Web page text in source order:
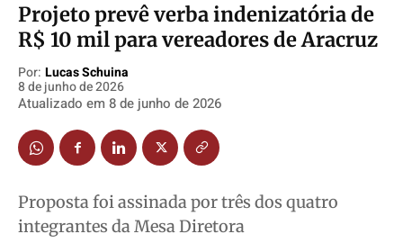
Política
Socioeconômicas
Justiça
Segurança
Meio Ambiente
Política
Socioeconômicas
Justiça
Segurança
Meio Ambiente
Política
Socioeconômicas
Justiça
Segurança
Meio Ambiente
Política
Socioeconômicas
Justiça
Segurança
Meio Ambiente
Projeto prevê verba indenizatória de
R$ 10 mil para vereadores de Aracruz
Por: Lucas Schuina
8 de junho de 2026
Atualizado em 8 de junho de 2026
Proposta foi assinada por três dos quatro
integrantes da Mesa Diretora